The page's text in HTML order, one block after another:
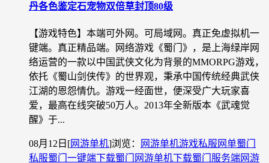
丹各色鉴定石宠物双倍草封顶80级
【游戏特色】本端可外网。可局域网。真正免虚拟机一
键端。真正精品端。网络游戏《蜀门》，是上海绿岸网
络运营的一款以中国武侠文化为背景的MMORPG游戏，
依托《蜀山剑侠传》的世界观，秉承中国传统经典武侠
江湖的恩怨情仇。游戏一经面世，便深受广大玩家喜
爱，最高在线突破50万人。2013年全新版本《武魂觉
醒》于...
08月12日 [网游单机]浏览： 网游单机游戏私服 网单蜀门
私服蜀门一键端下载蜀门网游单机下载蜀门服务端网游